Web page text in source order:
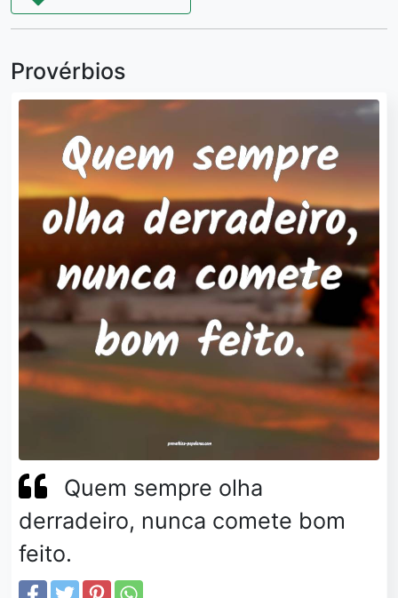
Provérbios
Quem sempre olha
derradeiro, nunca comete bom
feito.